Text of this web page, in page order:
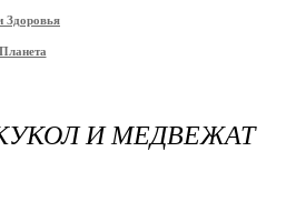
Здоровья
И МЕДВЕЖАТ